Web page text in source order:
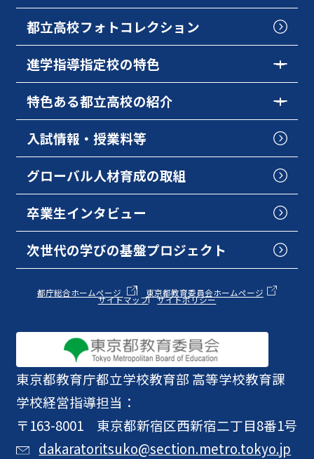
東京都教育庁都立学校教育部 高等学校教育課
学校経営指導担当：
〒163-8001 東京都新宿区西新宿二丁目8番1号
dakaratoritsuko@section.metro.tokyo.jp
都立高校フォトコレクション
進学指導指定校の特色
特色ある都立高校の紹介
入試情報・授業料等
グローバル人材育成の取組
卒業生インタビュー
次世代の学びの基盤プロジェクト
都庁総合ホームページ 東京都教育委員会ホームページ
サイトマップ サイトポリシー